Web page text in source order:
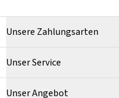
Unsere Zahlungsarten
Unser Service
Unser Angebot